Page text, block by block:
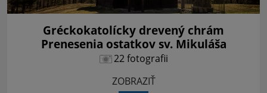
Gréckokatolícky drevený chrám
Prenesenia ostatkov sv. Mikuláša
22 fotografii
ZOBRAZIŤ